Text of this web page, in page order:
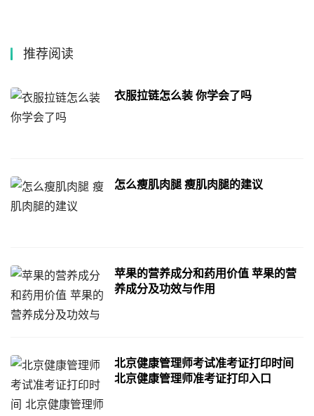
推荐阅读
衣服拉链怎么装 你学会了吗
怎么瘦肌肉腿 瘦肌肉腿的建议
苹果的营养成分和药用价值 苹果的营
养成分及功效与作用
北京健康管理师考试准考证打印时间
北京健康管理师准考证打印入口